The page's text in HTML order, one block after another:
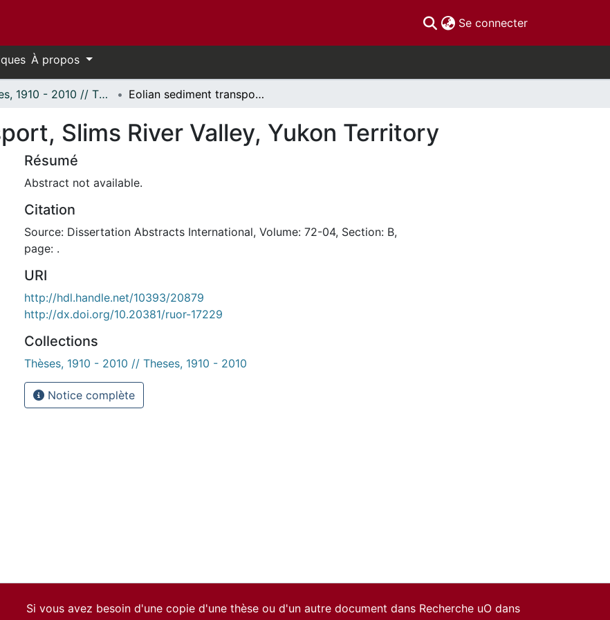
Se connecter(current)
À propos
Thèses, 1910 - 2010 // Theses, 1910 - 2010 Eolian sediment transport, Slims River Valley, Yukon Territory
Slims River Valley, Yukon Territory
Résumé
Abstract not available.
Citation
Source: Dissertation Abstracts International, Volume: 72-04, Section: B,
page: .
URI
http://hdl.handle.net/10393/20879
http://dx.doi.org/10.20381/ruor-17229
Collections
Thèses, 1910 - 2010 // Theses, 1910 - 2010
Notice complète
Si vous avez besoin d'une copie d'une thèse ou d'un autre document dans Recherche uO dans